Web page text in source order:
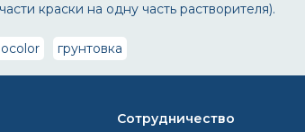
краски на одну часть растворителя).
грунтовка
Сотрудничество